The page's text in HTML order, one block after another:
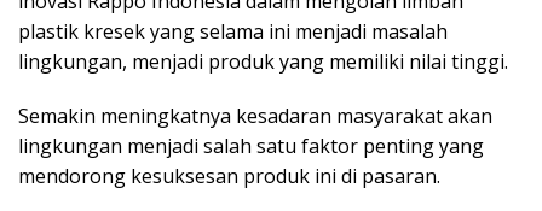
plastik kresek yang selama ini menjadi masalah
lingkungan, menjadi produk yang memiliki nilai tinggi.
Semakin meningkatnya kesadaran masyarakat akan
lingkungan menjadi salah satu faktor penting yang
mendorong kesuksesan produk ini di pasaran.